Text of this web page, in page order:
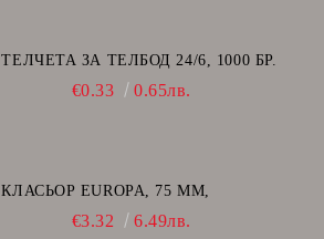
ТЕЛЧЕТА ЗА ТЕЛБОД 24/6, 1000 БР.
€0.33 0.65лв.
КЛАСЬОР EUROPA, 75 ММ,
€3.32 6.49лв.